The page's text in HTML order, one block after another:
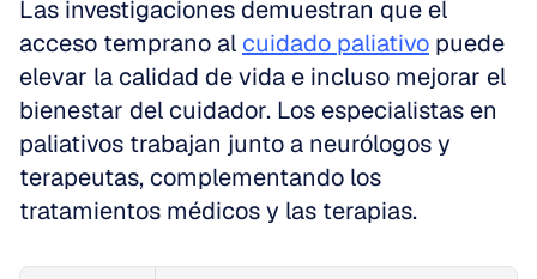
Las investigaciones demuestran que el
acceso temprano al cuidado paliativo puede
elevar la calidad de vida e incluso mejorar el
bienestar del cuidador. Los especialistas en
paliativos trabajan junto a neurólogos y
terapeutas, complementando los
tratamientos médicos y las terapias.